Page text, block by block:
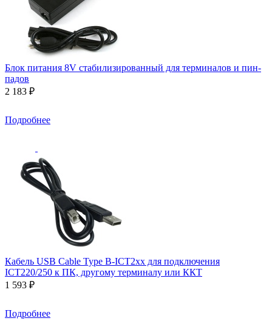
Блок питания 8V стабилизированный для терминалов и пин-
падов
2 183 ₽
Подробнее
Кабель USB Cable Type B-ICT2xx для подключения
ICT220/250 к ПК, другому терминалу или ККТ
1 593 ₽
Подробнее